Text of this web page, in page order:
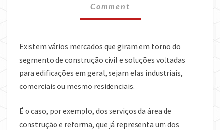
Comment
Existem vários mercados que giram em torno do
segmento de construção civil e soluções voltadas
para edificações em geral, sejam elas industriais,
comerciais ou mesmo residenciais.
É o caso, por exemplo, dos serviços da área de
construção e reforma, que já representa um dos